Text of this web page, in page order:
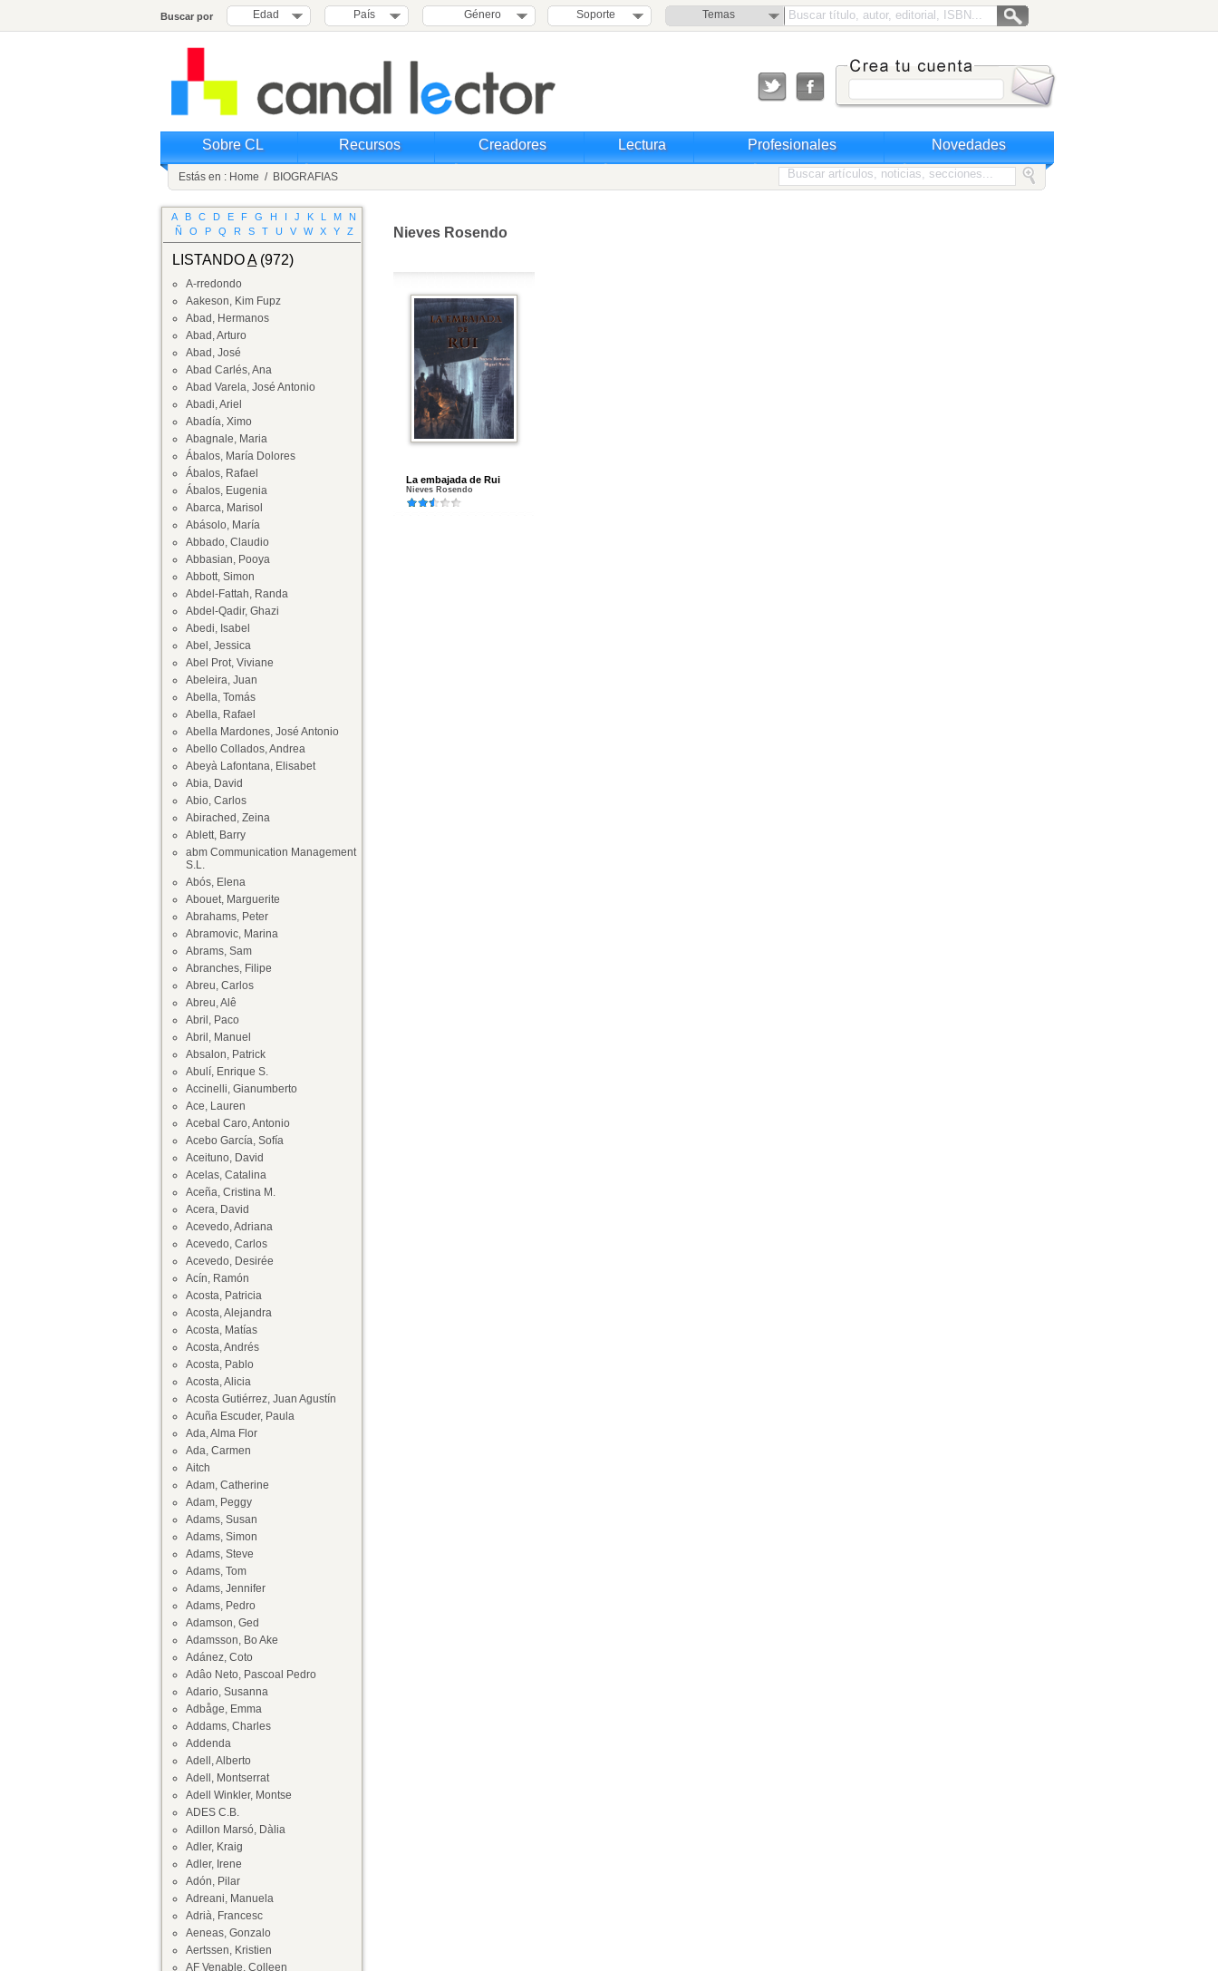
Buscar por Edad País Género Soporte Temas
Sobre CL Recursos Creadores Lectura Profesionales Novedades
Estás en : Home / BIOGRAFIAS
A B C D E F G H I J K L M
N
Ñ
O P Q R S T U V W X Y Z
LISTANDOA(972)
A-rredondo
Aakeson, Kim Fupz
Abad, Hermanos
Abad, Arturo
Abad, José
Abad Carlés, Ana
Abad Varela, José Antonio
Abadi, Ariel
Abadía, Ximo
Abagnale, Maria
Ábalos, María Dolores
Ábalos, Rafael
Ábalos, Eugenia
Abarca, Marisol
Abásolo, María
Abbado, Claudio
Abbasian, Pooya
Abbott, Simon
Abdel-Fattah, Randa
Abdel-Qadir, Ghazi
Abedi, Isabel
Abel, Jessica
Abel Prot, Viviane
Abeleira, Juan
Abella, Tomás
Abella, Rafael
Abella Mardones, José Antonio
Abello Collados, Andrea
Abeyà Lafontana, Elisabet
Abia, David
Abio, Carlos
Abirached, Zeina
Ablett, Barry
abm Communication Management
S.L.
Abós, Elena
Abouet, Marguerite
Abrahams, Peter
Abramovic, Marina
Abrams, Sam
Abranches, Filipe
Abreu, Carlos
Abreu, Alê
Abril, Paco
Abril, Manuel
Absalon, Patrick
Abulí, Enrique S.
Accinelli, Gianumberto
Ace, Lauren
Acebal Caro, Antonio
Acebo García, Sofía
Aceituno, David
Acelas, Catalina
Aceña, Cristina M.
Acera, David
Acevedo, Adriana
Acevedo, Carlos
Acevedo, Desirée
Acín, Ramón
Acosta, Patricia
Acosta, Alejandra
Acosta, Matías
Acosta, Andrés
Acosta, Pablo
Acosta, Alicia
Acosta Gutiérrez, Juan Agustín
Acuña Escuder, Paula
Ada, Alma Flor
Ada, Carmen
Aitch
Adam, Catherine
Adam, Peggy
Adams, Susan
Adams, Simon
Adams, Steve
Adams, Tom
Adams, Jennifer
Adams, Pedro
Adamson, Ged
Adamsson, Bo Ake
Adánez, Coto
Adâo Neto, Pascoal Pedro
Adario, Susanna
Adbåge, Emma
Addams, Charles
Addenda
Adell, Alberto
Adell, Montserrat
Adell Winkler, Montse
ADES C.B.
Adillon Marsó, Dàlia
Adler, Kraig
Adler, Irene
Adón, Pilar
Adreani, Manuela
Adrià, Francesc
Aeneas, Gonzalo
Aertssen, Kristien
AF Venable, Colleen
Nieves Rosendo
La embajada de Rui
Nieves Rosendo